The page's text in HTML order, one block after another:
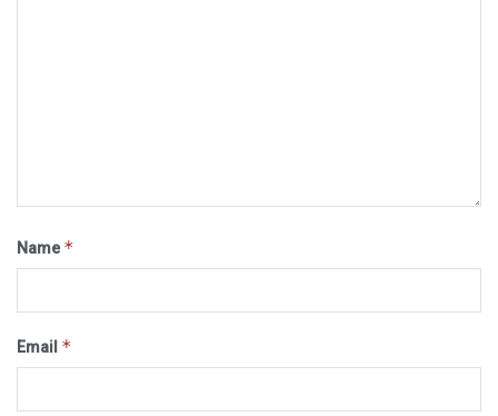
Name*
Email *